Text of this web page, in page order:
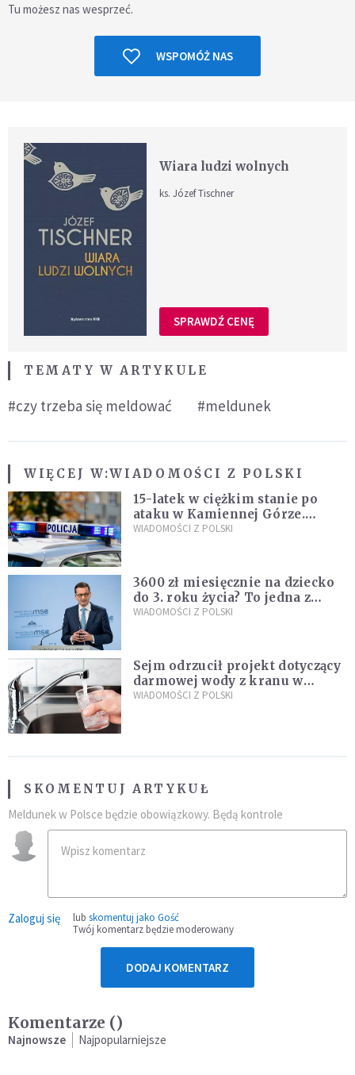
Tu możesz nas wesprzeć.
WSPOMÓŻ NAS
Wiara ludzi wolnych
ks. Józef Tischner
SPRAWDŹ CENĘ
TEMATY W ARTYKULE
#czy trzeba się meldować #meldunek
WIĘCEJ W:WIADOMOŚCI Z POLSKI
15-latek w ciężkim stanie po
ataku w Kamiennej Górze.
Policja zatrzymała dwóch
WIADOMOŚCI Z POLSKI
3600 zł miesięcznie na dziecko
do 3. roku życia? To jedna z
propozycji programu "Rozwój
WIADOMOŚCI Z POLSKI
Sejm odrzucił projekt dotyczący
darmowej wody z kranu w
restauracjach
WIADOMOŚCI Z POLSKI
SKOMENTUJ ARTYKUŁ
Meldunek w Polsce będzie obowiązkowy. Będą kontrole
Zaloguj się lub skomentuj jako Gość
Twój komentarz będzie moderowany
DODAJ KOMENTARZ
Komentarze ()
Najnowsze Najpopularniejsze